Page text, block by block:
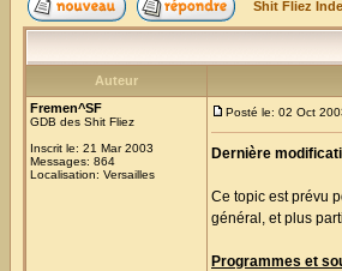
Shit Fliez
Auteur
Fremen^SF
GDB des Shit Fliez
Inscrit le: 21 Mar 2003
Messages: 864
Localisation: Versailles
Posté le: 02 Oct
Dernière
Ce topic est prévu
général, et plus
Programmes et